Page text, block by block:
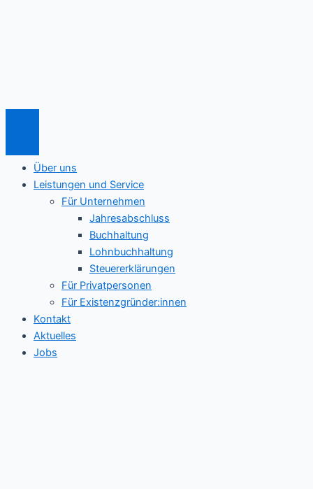
Über uns
Leistungen und Service
Für Unternehmen
Jahresabschluss
Buchhaltung
Lohnbuchhaltung
Steuererklärungen
Für Privatpersonen
Für Existenzgründer:innen
Kontakt
Aktuelles
Jobs